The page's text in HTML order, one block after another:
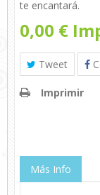
te encantará.
0,00 €
Tweet
Imprimir
Más Info